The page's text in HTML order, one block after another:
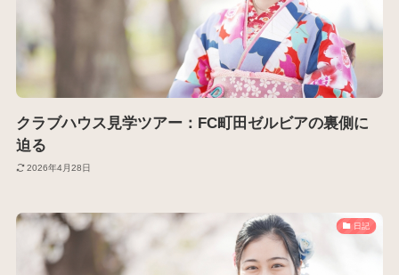
クラブハウス見学ツアー：FC町田ゼルビアの裏側に
迫る
2026年4月28日
日記